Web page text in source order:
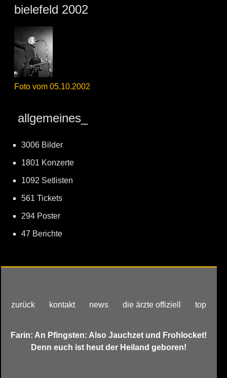
bielefeld 2002
Foto vom 05.10.2002
allgemeines_
3006 Bilder
1801 Konzerte
1092 Setlisten
561 Tickets
294 Poster
47 Berichte
zurück kontakt news die ärzte offiziell top
Farin: An Pfingsten: Also Jauchzet und Frohlocket!
Denn euch ist heut der Heiland geboren!